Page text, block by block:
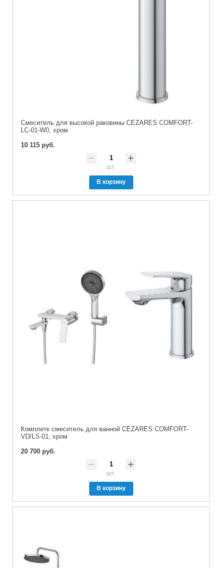
Смеситель для высокой раковины CEZARES COMFORT-
LC-01-W0, хром
10 115 руб.
шт.
В корзину
Комплетк смеситель для ванной CEZARES COMFORT-
VD/LS-01, хром
20 700 руб.
шт.
В корзину